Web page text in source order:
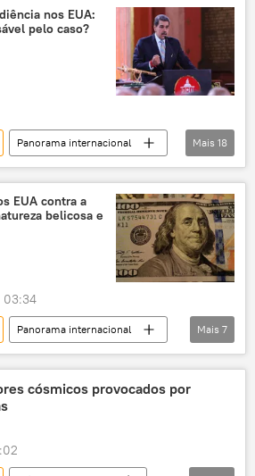
nos EUA:
pelo caso?
Panorama internacional
do Sul
Latina
EUA
tribunal
Estados Unidos
Caracas
Hollywood
Mais 18
EUA contra a
belicosa e
03:34
Panorama internacional
Obama
Venezuela
Mais 7
cósmicos provocados por